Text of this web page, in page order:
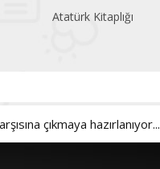
Atatürk Kitaplığı
çıkmaya hazırlanıyor...